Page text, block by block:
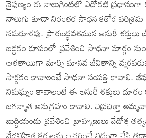
నైపుణ్యం ఈ నాలుగింటిలో ఎదోకటి
నాలుగు కూడా నిరంతర సాధన కఠోర పరిశ్రమ
సమకూరవు. ప్రారబద్ధవశమున అసురీ
బద్ధకం రూపంలో ప్రవేశించి సాధనా మార్గం
ఆతతాయిగా మార్చి మానవ జీవితాన్ని
సార్థకం కావాలంటే సాధనా సంపత్తి కావాలి.
నిమఘ్నం కావాలంటే ఈ అసురీ శక్తులు
జగన్మాత అనుగ్రహం కావాలి. విప్రచిత్తా
బుద్ధియందు ప్రవేశించి బ్రాహ్మణులు వేదోక్త